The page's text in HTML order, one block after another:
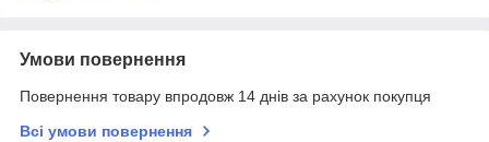
Умови повернення
Повернення товару впродовж 14 днів за рахунок покупця
Всі умови повернення